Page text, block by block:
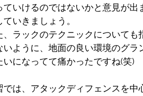
ていけるのではないかと意見が
ていきましょう。
、ラックのテクニックについて
いように、地面の良い環境のグ
いになってて痛かったですね(笑)
では、アタックディフェンスを